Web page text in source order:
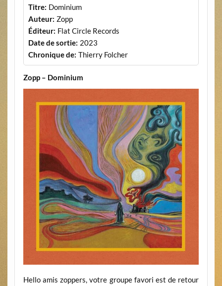
Titre: Dominium
Auteur: Zopp
Éditeur: Flat Circle Records
Date de sortie: 2023
Chronique de: Thierry Folcher
Zopp – Dominium
Hello amis zoppers, votre groupe favori est de retour